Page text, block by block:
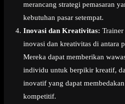
merancang strategi pemasaran
kebutuhan pasar setempat.
Inovasi dan Kreativitas:
inovasi dan kreativitas di antara
Mereka dapat memberikan
individu untuk berpikir kreatif,
inovatif yang dapat
kompetitif.